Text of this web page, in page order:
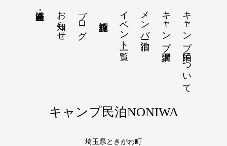
キャンプ民泊について
キャンプ講習
メンバー宿泊
イベント一覧
ブログ
お知らせ
法人・企業向け
キャンプ民泊NONIWA
埼玉県ときがわ町